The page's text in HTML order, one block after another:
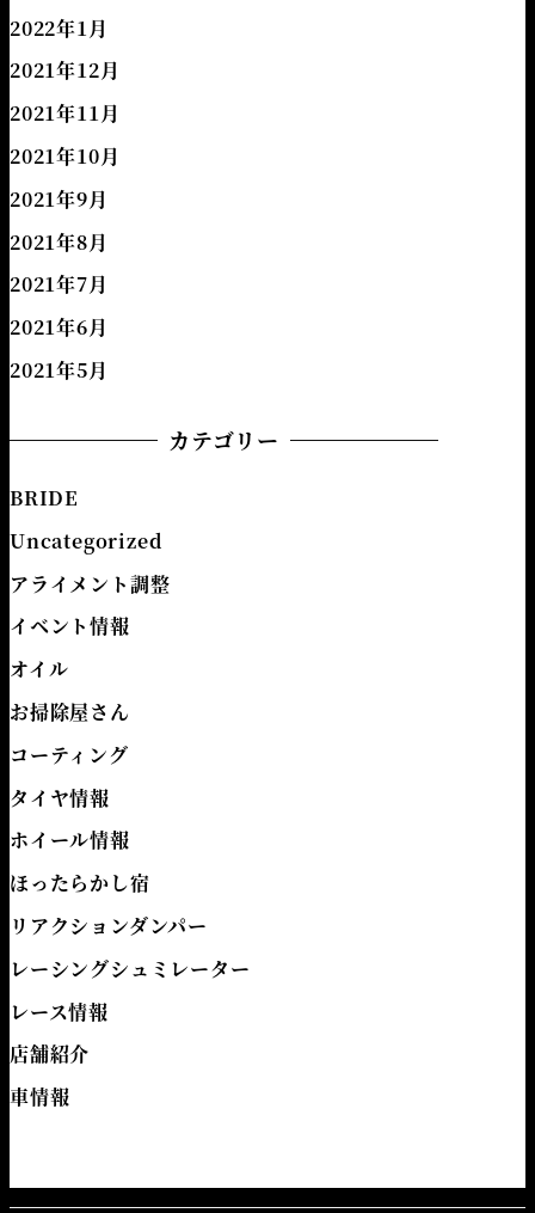
2022年1月
2021年12月
2021年11月
2021年10月
2021年9月
2021年8月
2021年7月
2021年6月
2021年5月
カテゴリー
BRIDE
Uncategorized
アライメント調整
イベント情報
オイル
お掃除屋さん
コーティング
タイヤ情報
ホイール情報
ほったらかし宿
リアクションダンパー
レーシングシュミレーター
レース情報
店舗紹介
車情報